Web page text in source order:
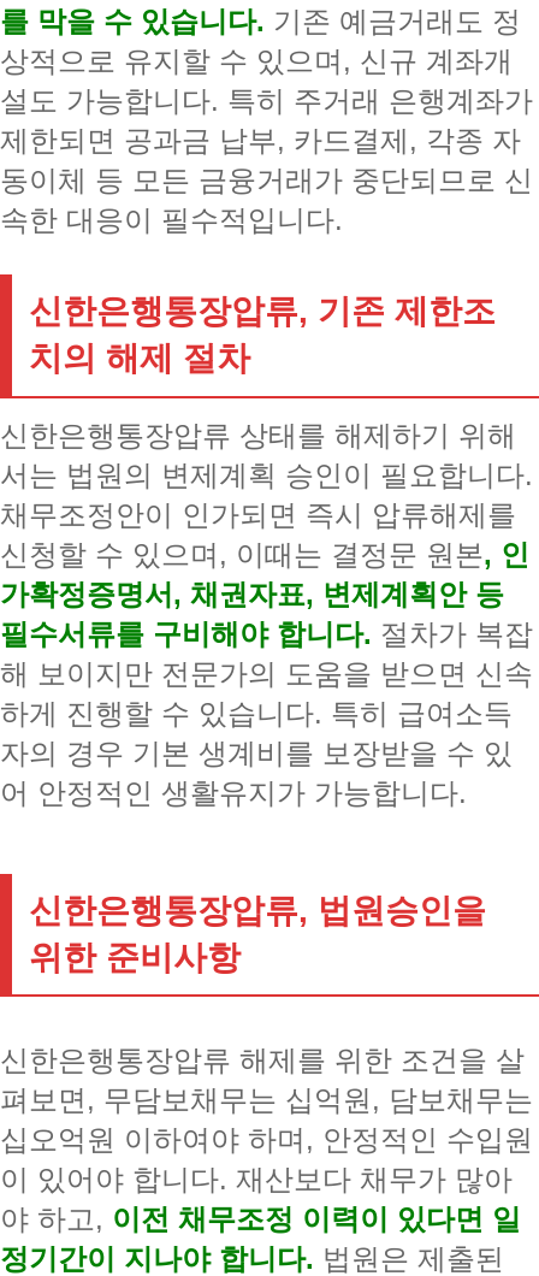
를 막을 수 있습니다. 기존 예금거래도 정
상적으로 유지할 수 있으며, 신규 계좌개
설도 가능합니다. 특히 주거래 은행계좌가
제한되면 공과금 납부, 카드결제, 각종 자
동이체 등 모든 금융거래가 중단되므로 신
속한 대응이 필수적입니다.
신한은행통장압류, 기존 제한조
치의 해제 절차
신한은행통장압류 상태를 해제하기 위해
서는 법원의 변제계획 승인이 필요합니다.
채무조정안이 인가되면 즉시 압류해제를
신청할 수 있으며, 이때는 결정문 원본, 인
가확정증명서, 채권자표, 변제계획안 등
필수서류를 구비해야 합니다. 절차가 복잡
해 보이지만 전문가의 도움을 받으면 신속
하게 진행할 수 있습니다. 특히 급여소득
자의 경우 기본 생계비를 보장받을 수 있
어 안정적인 생활유지가 가능합니다.
신한은행통장압류, 법원승인을
위한 준비사항
신한은행통장압류 해제를 위한 조건을 살
펴보면, 무담보채무는 십억원, 담보채무는
십오억원 이하여야 하며, 안정적인 수입원
이 있어야 합니다. 재산보다 채무가 많아
야 하고, 이전 채무조정 이력이 있다면 일
정기간이 지나야 합니다. 법원은 제출된